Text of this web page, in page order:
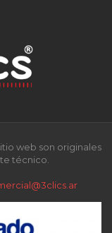
web son originales
técnico.